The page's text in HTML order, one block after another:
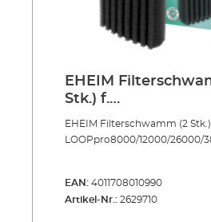
EHEIM
Stk.) f.
LOOPpro8000/
8000
EHEIM Filterschwamm (2 Stk.)
LOOPpro8000/12000/26000/
EAN: 4011708010990
Artikel-Nr.: 2629710